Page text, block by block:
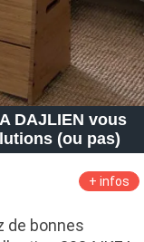
DAJLIEN vous
(ou pas)
+ infos
de bonnes